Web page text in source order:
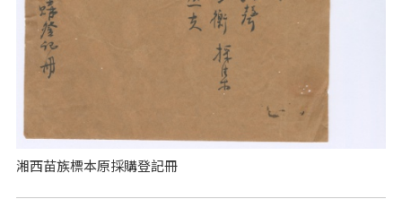
湘西苗族標本原採購登記冊